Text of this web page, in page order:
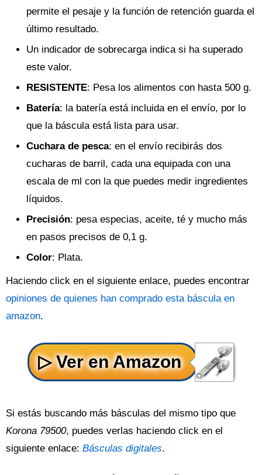
permite el pesaje y la función de retención guarda el
último resultado.
Un indicador de sobrecarga indica si ha superado
este valor.
RESISTENTE: Pesa los alimentos con hasta 500 g.
Batería: la batería está incluida en el envío, por lo
que la báscula está lista para usar.
Cuchara de pesca: en el envío recibirás dos
cucharas de barril, cada una equipada con una
escala de ml con la que puedes medir ingredientes
líquidos.
Precisión: pesa especias, aceite, té y mucho más
en pasos precisos de 0,1 g.
Color: Plata.
Haciendo click en el siguiente enlace, puedes encontrar
opiniones de quienes han comprado esta báscula en
amazon.
Si estás buscando más básculas del mismo tipo que
Korona 79500, puedes verlas haciendo click en el
siguiente enlace: Básculas digitales.